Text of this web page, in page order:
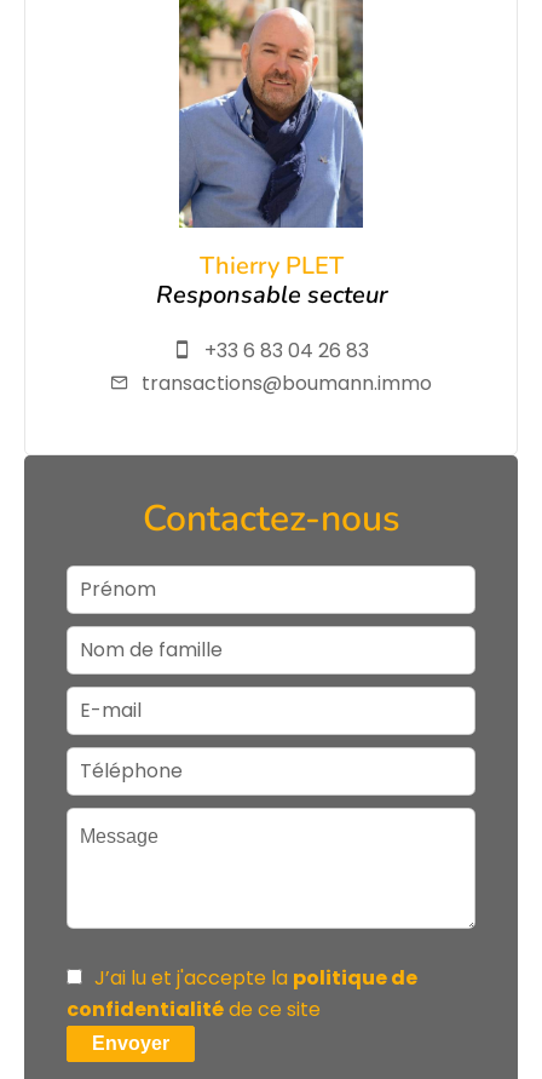
Thierry PLET
Responsable secteur
+33 6 83 04 26 83
transactions@boumann.immo
Contactez-nous
J’ai lu et j'accepte la politique de
confidentialitéde ce site
Envoyer